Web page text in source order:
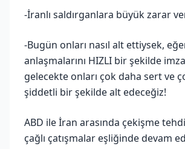
-İranlı saldırganlara büyük zarar
-Bugün onları nasıl alt ettiysek,
anlaşmalarını HIZLI bir şekilde
gelecekte onları çok daha sert ve
şiddetli bir şekilde alt edeceğiz!
ABD ile İran arasında çekişme
çağlı çatışmalar eşliğinde devam